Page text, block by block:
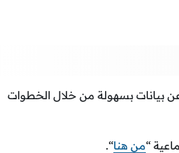
عن بيانات بسهولة من خلال الخطوات
“من هنا“.